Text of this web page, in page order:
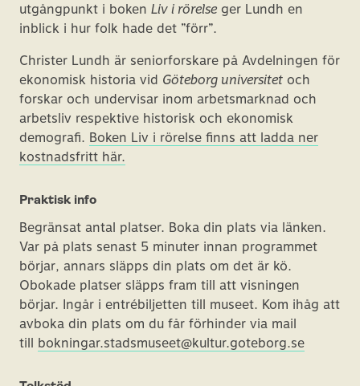
utgångpunkt i boken Liv i rörelse ger Lundh en
inblick i hur folk hade det ”förr”.
Christer Lundh är seniorforskare på Avdelningen för
ekonomisk historia vid Göteborg universitet och
forskar och undervisar inom arbetsmarknad och
arbetsliv respektive historisk och ekonomisk
demografi. Boken Liv i rörelse finns att ladda ner
kostnadsfritt här.
Praktisk info
Begränsat antal platser. Boka din plats via länken.
Var på plats senast 5 minuter innan programmet
börjar, annars släpps din plats om det är kö.
Obokade platser släpps fram till att visningen
börjar. Ingår i entrébiljetten till museet. Kom ihåg att
avboka din plats om du får förhinder via mail
till bokningar.stadsmuseet@kultur.goteborg.se